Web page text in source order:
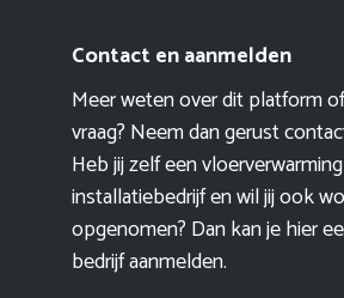
Contact en aanmelden
Meer weten over dit platform
vraag? Neem dan gerust
Heb jij zelf een vloerverwarming
installatiebedrijf en wil jij ook
opgenomen? Dan kan je hier
bedrijf aanmelden.